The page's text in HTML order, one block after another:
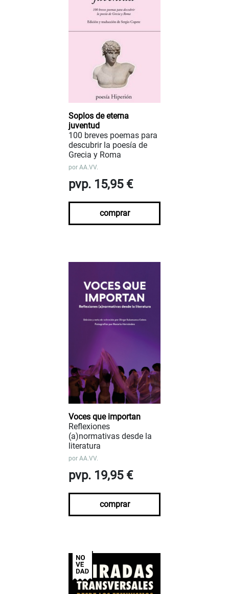
Soplos de eterna
juventud
100 breves poemas para
descubrir la poesía de
Grecia y Roma
por AA.VV.
pvp. 15,95 €
comprar
Voces que importan
Reflexiones
(a)normativas desde la
literatura
por AA.VV.
pvp. 19,95 €
comprar